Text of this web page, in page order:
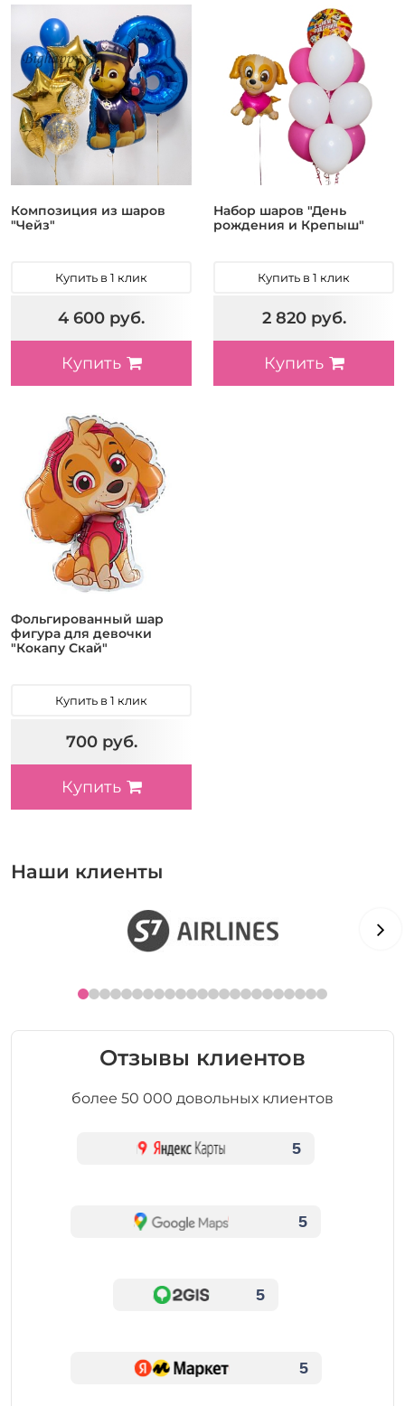
Композиция из шаров
"Чейз"
Купить в 1 клик
4 600 руб.
Купить
Набор шаров "День
рождения и Крепыш"
Купить в 1 клик
2 820 руб.
Купить
Фольгированный шар
фигура для девочки
"Кокапу Скай"
Купить в 1 клик
700 руб.
Купить
Наши клиенты
Отзывы клиентов
более 50 000 довольных клиентов
5
5
5
5